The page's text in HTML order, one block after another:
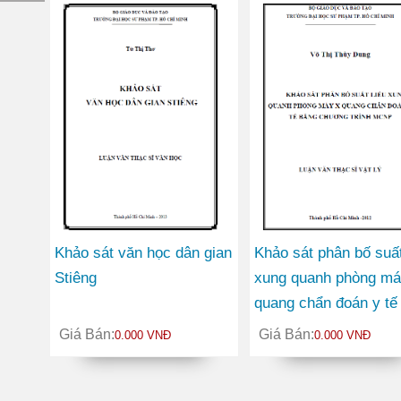
Khảo sát văn học dân gian
Stiêng
Giá Bán:0.000 VNĐ
Khảo sát phân bố
xung quanh phòng
quang chẩn đoán y tế
bằng chương trình
Giá Bán:0.000 VNĐ